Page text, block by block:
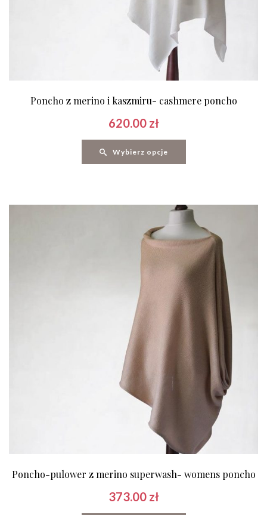
Poncho z merino i kaszmiru- cashmere poncho
620.00 zł
Wybierz opcje
Poncho-pulower z merino superwash- womens poncho
373.00 zł